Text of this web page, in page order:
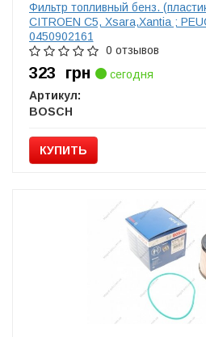
Фильтр топливный бенз.
CITROEN C5, Xsara,Xantia ;
0450902161
0 отзывов
323 грн
сегодня
Артикул:
BOSCH
КУПИТЬ